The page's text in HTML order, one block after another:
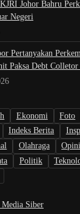
Johor Bahru
Negeri
Pertanyakan
Paksa Debt
Ekonomi Foto
Indeks Berita
Olahraga Opini
Politik
Media Siber